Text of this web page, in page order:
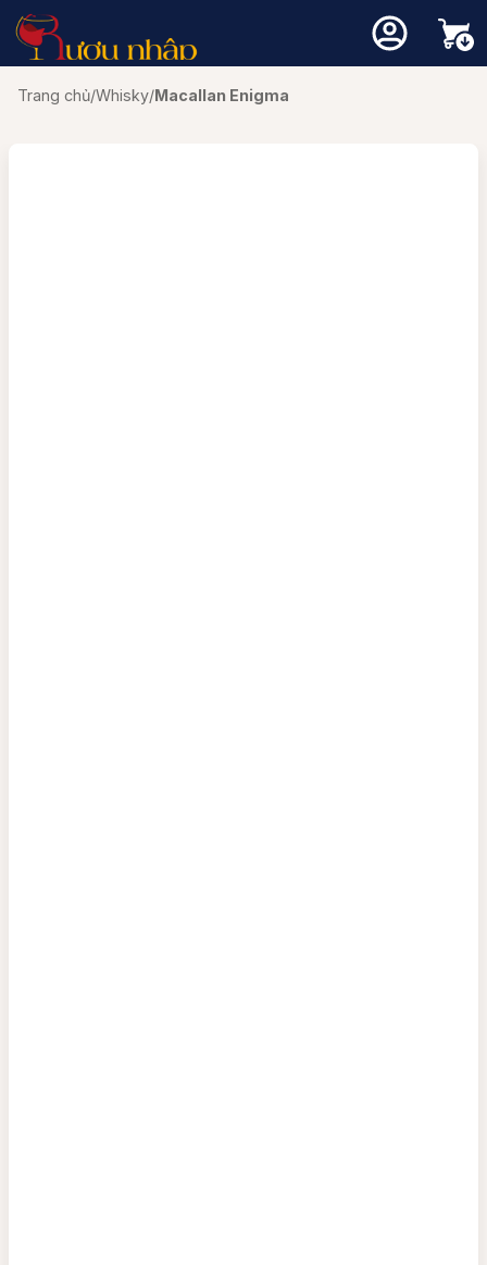
Trang chủ/Whisky/Macallan Enigma